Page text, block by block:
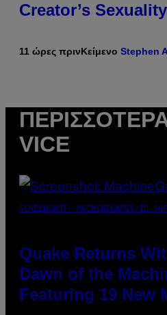
Creator’s Sexuality
11 ώρες πρινΚείμενο Stephen
VICE
SCREENSHOT: MACHINEGAMES/ID
Quake Returns
Dawn of the
Featuring 19 New